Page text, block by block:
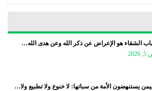
الشقاء هو الإعراض عن ذكر الله وعن هدى الله…
يستنهضون الأمة من سباتها: لا خنوع ولا تطبيع ولا…